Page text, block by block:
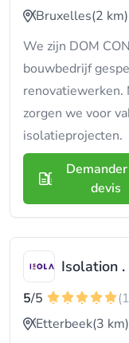
Bruxelles(2 km)
We zijn DOM
bouwbedrijf
renovatiewerken.
zorgen we voor
isolatieprojecten.
devis
Isolation .
5/5
Etterbeek(3 km)